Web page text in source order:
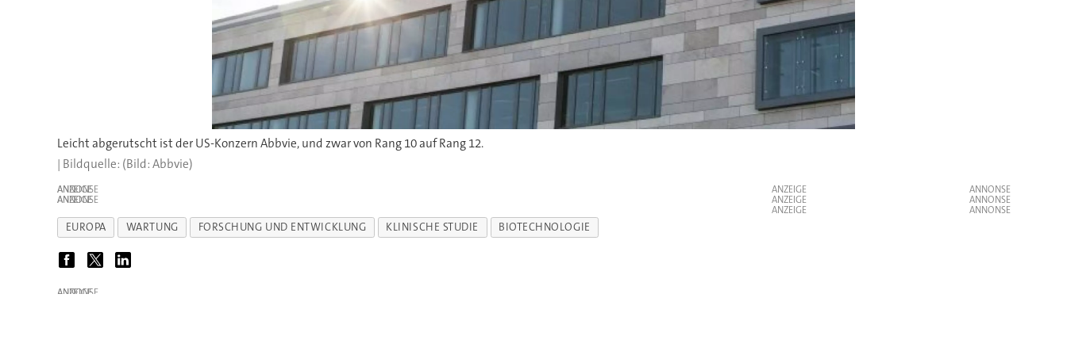
Leicht abgerutscht ist der US-Konzern Abbvie, und zwar von Rang 10 auf Rang 12.
(Bild: Abbvie)
ANZEIGE
ANZEIGE
ANZEIGE
ANZEIGE
ANZEIGE
EUROPA WARTUNG FORSCHUNG UND ENTWICKLUNG KLINISCHE STUDIE BIOTECHNOLOGIE
ANZEIGE